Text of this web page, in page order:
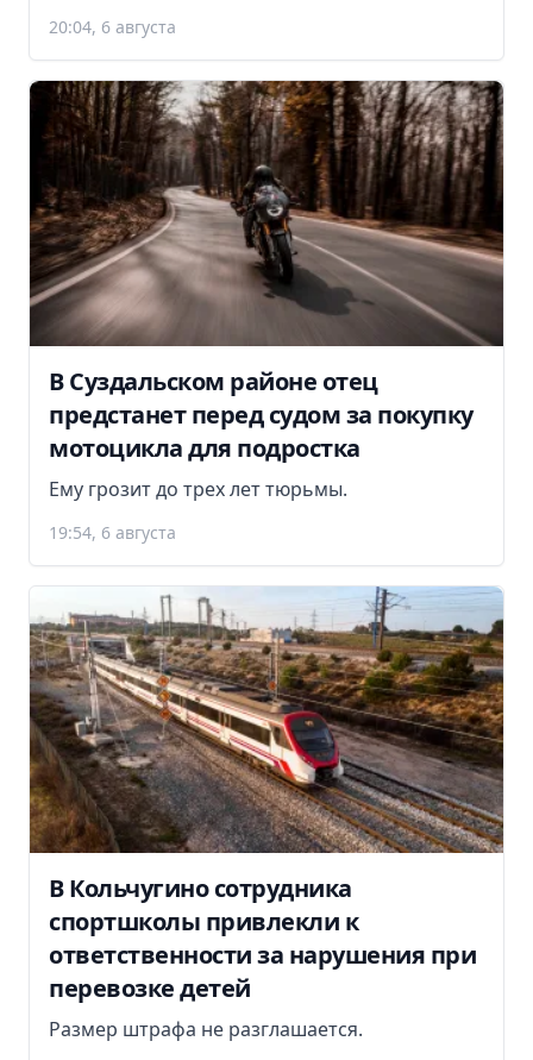
20:04, 6 августа
В Суздальском районе отец
предстанет перед судом за покупку
мотоцикла для подростка
Ему грозит до трех лет тюрьмы.
19:54, 6 августа
В Кольчугино сотрудника
спортшколы привлекли к
ответственности за нарушения при
перевозке детей
Размер штрафа не разглашается.